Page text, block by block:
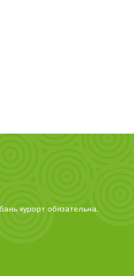
курорт обязательна.